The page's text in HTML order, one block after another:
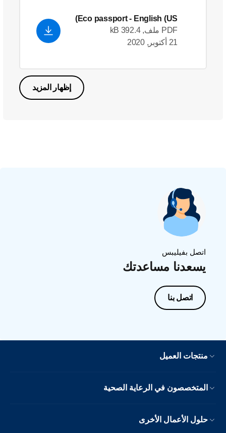
Eco passport - English (US)
PDF ملف, 392.4 kB
21 أكتوبر, 2020
إظهار المزيد
اتصل بفيليبس
يسعدنا مساعدتك
اتصل بنا
منتجات العميل
المتخصصون في الرعاية الصحية
حلول الأعمال الأخرى